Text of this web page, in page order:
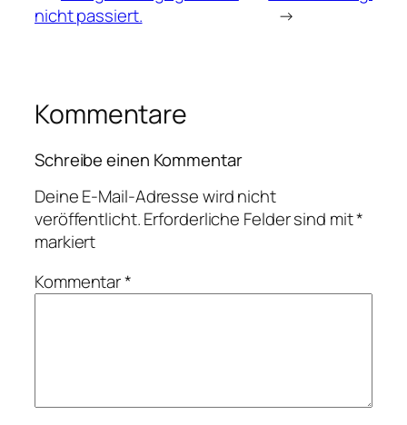
nicht passiert.
→
Kommentare
Schreibe einen Kommentar
Deine E-Mail-Adresse wird nicht
veröffentlicht.Erforderliche Felder sind mit*
markiert
Kommentar*